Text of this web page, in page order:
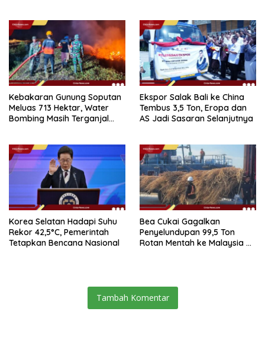
Kebakaran Gunung Soputan
Meluas 713 Hektar, Water
Bombing Masih Terganjal
Ekspor Salak Bali ke China
Tembus 3,5 Ton, Eropa dan
AS Jadi Sasaran Selanjutnya
Korea Selatan Hadapi Suhu
Rekor 42,5°C, Pemerintah
Tetapkan Bencana Nasional
Bea Cukai Gagalkan
Penyelundupan 99,5 Ton
Rotan Mentah ke Malaysia di
Tambah Komentar